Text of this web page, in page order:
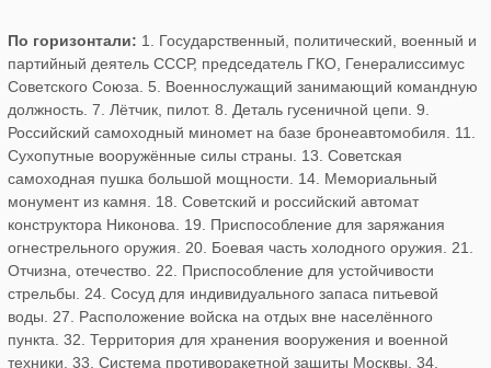
По горизонтали: 1. Государственный, политический, военный и
партийный деятель СССР, председатель ГКО, Генералиссимус
Советского Союза. 5. Военнослужащий занимающий командную
должность. 7. Лётчик, пилот. 8. Деталь гусеничной цепи. 9.
Российский самоходный миномет на базе бронеавтомобиля. 11.
Сухопутные вооружённые силы страны. 13. Советская
самоходная пушка большой мощности. 14. Мемориальный
монумент из камня. 18. Советский и российский автомат
конструктора Никонова. 19. Приспособление для заряжания
огнестрельного оружия. 20. Боевая часть холодного оружия. 21.
Отчизна, отечество. 22. Приспособление для устойчивости
стрельбы. 24. Сосуд для индивидуального запаса питьевой
воды. 27. Расположение войска на отдых вне населённого
пункта. 32. Территория для хранения вооружения и военной
техники. 33. Система противоракетной защиты Москвы. 34.